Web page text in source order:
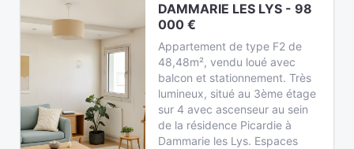
DAMMARIE LES LYS - 98
000 €
Appartement de type F2 de
48,48m², vendu loué avec
balcon et stationnement. Très
lumineux, situé au 3ème étage
sur 4 avec ascenseur au sein
de la résidence Picardie à
Dammarie les Lys. Espaces